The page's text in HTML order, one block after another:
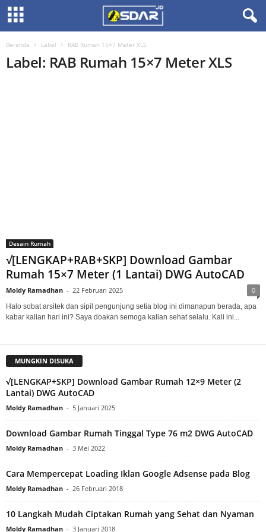
Beranda Label RAB Rumah 15×7 Meter XLS
Label: RAB Rumah 15×7 Meter XLS
Desain Rumah
√[LENGKAP+RAB+SKP] Download Gambar
Rumah 15×7 Meter (1 Lantai) DWG AutoCAD
Moldy Ramadhan - 22 Februari 2025 0
Halo sobat arsitek dan sipil pengunjung setia blog ini dimanapun berada, apa
kabar kalian hari ini? Saya doakan semoga kalian sehat selalu. Kali ini...
MUNGKIN DISUKA
√[LENGKAP+SKP] Download Gambar Rumah 12×9 Meter (2
Lantai) DWG AutoCAD
Moldy Ramadhan - 5 Januari 2025
Download Gambar Rumah Tinggal Type 76 m2 DWG AutoCAD
Moldy Ramadhan - 3 Mei 2022
Cara Mempercepat Loading Iklan Google Adsense pada Blog
Moldy Ramadhan - 26 Februari 2018
10 Langkah Mudah Ciptakan Rumah yang Sehat dan Nyaman
Moldy Ramadhan - 3 Januari 2018